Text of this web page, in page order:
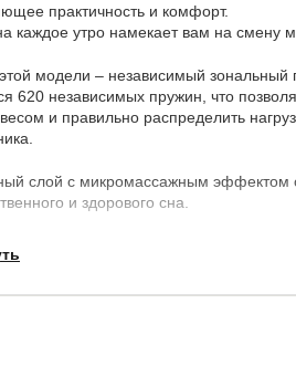
практичность и комфорт.
каждое утро намекает вам на смену
модели – независимый
620 независимых пружин, что
и правильно распределить
слой с микромассажным эффектом
и здорового сна.
из белоснежной трикотажной
серого цвета.